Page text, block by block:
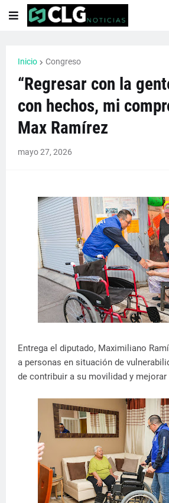
Inicio Congreso
“Regresar con la
con hechos, mi
Max Ramírez
mayo 27, 2026
Entrega el diputado, Maximiliano
a personas en situación de
de contribuir a su movilidad y mejorar